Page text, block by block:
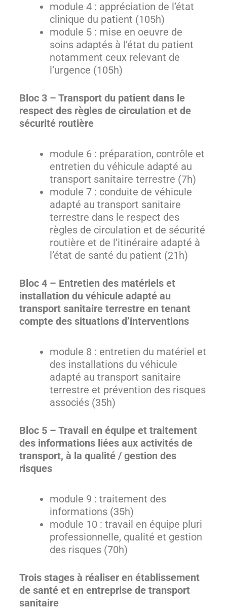
module 4 : appréciation de l’état
clinique du patient (105h)
module 5 : mise en oeuvre de
soins adaptés à l’état du patient
notamment ceux relevant de
l’urgence (105h)
Bloc 3 – Transport du patient dans le
respect des règles de circulation et de
sécurité routière
module 6 : préparation, contrôle et
entretien du véhicule adapté au
transport sanitaire terrestre (7h)
module 7 : conduite de véhicule
adapté au transport sanitaire
terrestre dans le respect des
règles de circulation et de sécurité
routière et de l’itinéraire adapté à
l’état de santé du patient (21h)
Bloc 4 – Entretien des matériels et
installation du véhicule adapté au
transport sanitaire terrestre en tenant
compte des situations d’interventions
module 8 : entretien du matériel et
des installations du véhicule
adapté au transport sanitaire
terrestre et prévention des risques
associés (35h)
Bloc 5 – Travail en équipe et traitement
des informations liées aux activités de
transport, à la qualité / gestion des
risques
module 9 : traitement des
informations (35h)
module 10 : travail en équipe pluri
professionnelle, qualité et gestion
des risques (70h)
Trois stages à réaliser en établissement
de santé et en entreprise de transport
sanitaire